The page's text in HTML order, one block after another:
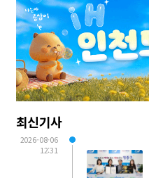
최신기사
2026-08-06
12:31